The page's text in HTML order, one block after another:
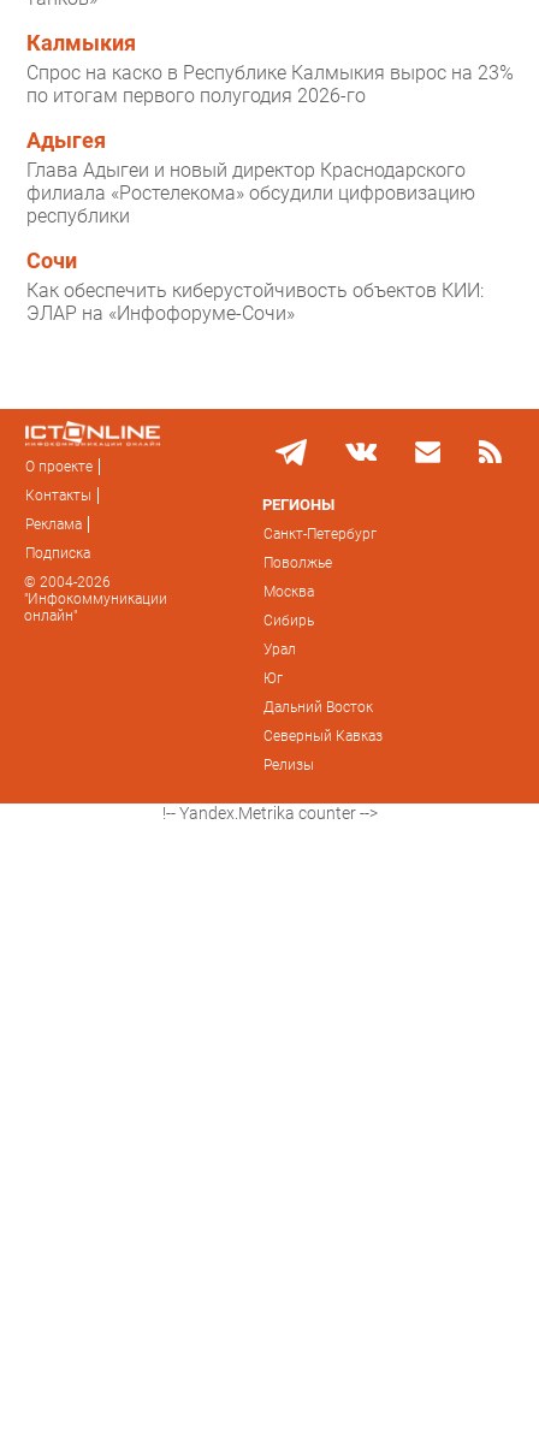
Калмыкия
Спрос на каско в Республике Калмыкия вырос на 23%
по итогам первого полугодия 2026-го
Адыгея
Глава Адыгеи и новый директор Краснодарского
филиала «Ростелекома» обсудили цифровизацию
республики
Сочи
Как обеспечить киберустойчивость объектов КИИ:
ЭЛАР на «Инфофоруме-Сочи»
О проекте
Контакты
Реклама
Подписка
© 2004-2026
"Инфокоммуникации
онлайн"
РЕГИОНЫ
Санкт-Петербург
Поволжье
Москва
Сибирь
Урал
Юг
Дальний Восток
Северный Кавказ
Релизы
!-- Yandex.Metrika counter -->